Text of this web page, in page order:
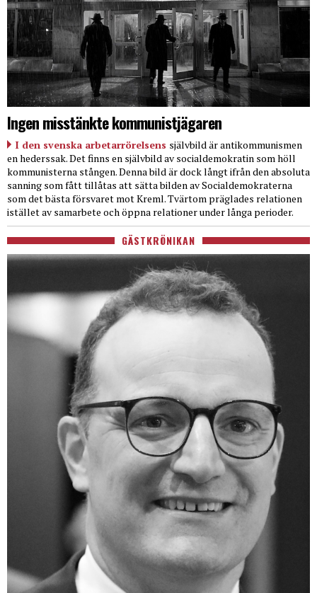
Ingen misstänkte kommunistjägaren
I den svenska arbetarrörelsens självbild är antikommunismen
en hederssak. Det finns en självbild av socialdemokratin som höll
kommunisterna stången. Denna bild är dock långt ifrån den absoluta
sanning som fått tillåtas att sätta bilden av Socialdemokraterna
som det bästa försvaret mot Kreml. Tvärtom präglades relationen
istället av samarbete och öppna relationer under långa perioder.
GÄSTKRÖNIKAN